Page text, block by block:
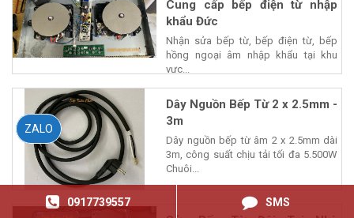
Cung cấp bếp điện từ nhập
khẩu Đức
Nhận sửa bếp từ, bếp điện từ, bếp
hồng ngoại âm nhập khẩu tại khu
vực...
Dây Nguồn Bếp Từ 2 x 2.5mm -
3m
Dây nguồn bếp từ âm 2 x 2.5mm dài
3m, công suất chịu tải tối đa 5.500W
Chuôi...
0917739557 SMS
ZALO